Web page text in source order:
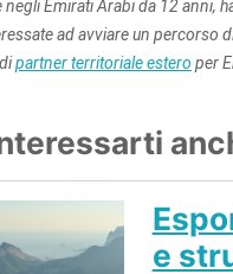
negli Emirati Arabi da 12 anni,
ad avviare un percorso
partner territoriale estero per
e